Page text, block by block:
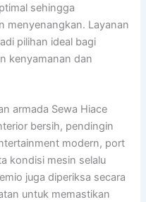
sehingga
menyenangkan. Layanan
pilihan ideal bagi
kenyamanan dan
armada Sewa Hiace
bersih, pendingin
modern, port
kondisi mesin selalu
juga diperiksa secara
untuk memastikan